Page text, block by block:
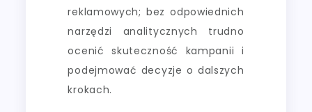
reklamowych; bez odpowiednich
narzędzi analitycznych trudno
ocenić skuteczność kampanii i
podejmować decyzje o dalszych
krokach.